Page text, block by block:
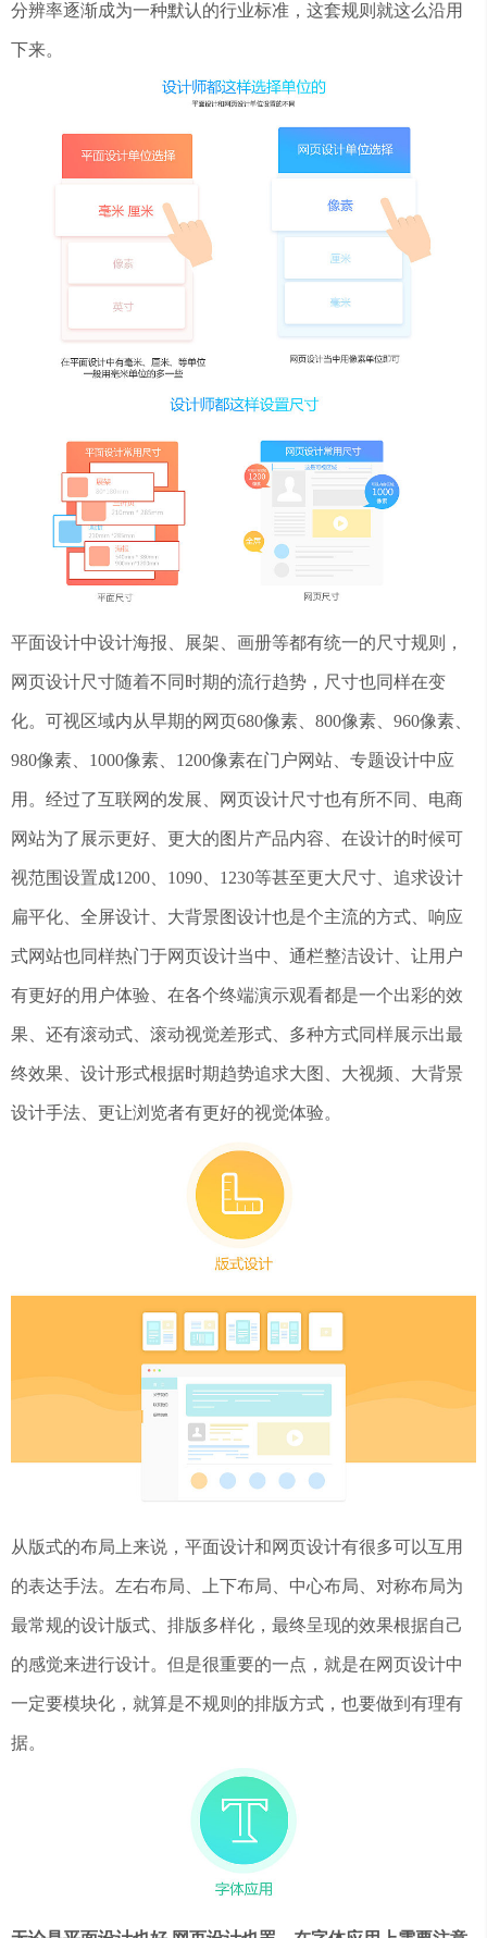
分辨率逐渐成为一种默认的行业标准，这套规则就这么沿用
下来。
平面设计中设计海报、展架、画册等都有统一的尺寸规则，
网页设计尺寸随着不同时期的流行趋势，尺寸也同样在变
化。可视区域内从早期的网页680像素、800像素、960像素、
980像素、1000像素、1200像素在门户网站、专题设计中应
用。经过了互联网的发展、网页设计尺寸也有所不同、电商
网站为了展示更好、更大的图片产品内容、在设计的时候可
视范围设置成1200、1090、1230等甚至更大尺寸、追求设计
扁平化、全屏设计、大背景图设计也是个主流的方式、响应
式网站也同样热门于网页设计当中、通栏整洁设计、让用户
有更好的用户体验、在各个终端演示观看都是一个出彩的效
果、还有滚动式、滚动视觉差形式、多种方式同样展示出最
终效果、设计形式根据时期趋势追求大图、大视频、大背景
设计手法、更让浏览者有更好的视觉体验。
从版式的布局上来说，平面设计和网页设计有很多可以互用
的表达手法。左右布局、上下布局、中心布局、对称布局为
最常规的设计版式、排版多样化，最终呈现的效果根据自己
的感觉来进行设计。但是很重要的一点，就是在网页设计中
一定要模块化，就算是不规则的排版方式，也要做到有理有
据。